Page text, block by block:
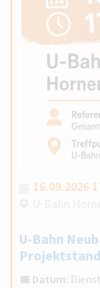
16.09.2026
U-Bahn
📅 Datum: